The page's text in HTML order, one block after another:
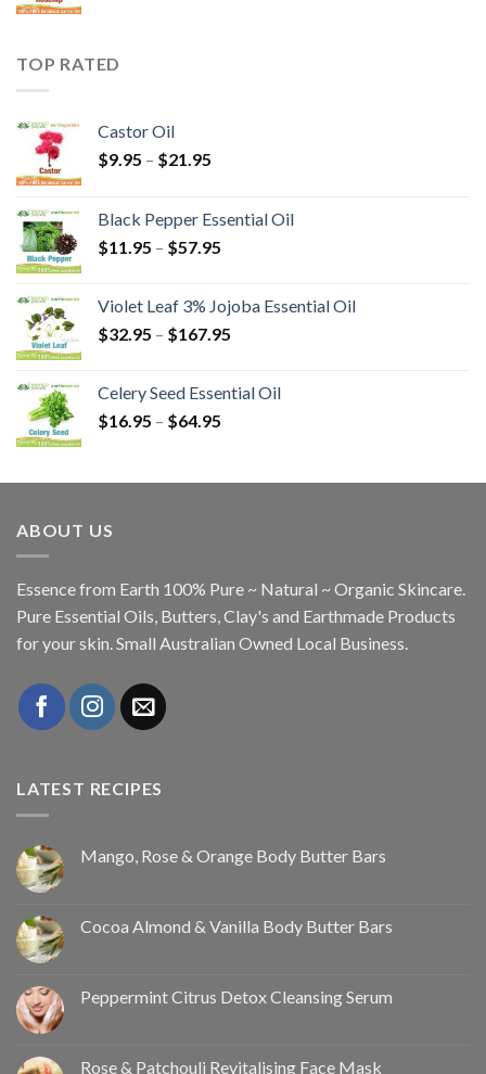
TOP RATED
Castor Oil
$9.95 – $21.95
Black Pepper Essential Oil
$11.95 – $57.95
Violet Leaf 3% Jojoba Essential Oil
$32.95 – $167.95
Celery Seed Essential Oil
$16.95 – $64.95
ABOUT US
Essence from Earth 100% Pure ~ Natural ~ Organic Skincare.
Pure Essential Oils, Butters, Clay's and Earthmade Products
for your skin. Small Australian Owned Local Business.
LATEST RECIPES
Mango, Rose & Orange Body Butter Bars
Cocoa Almond & Vanilla Body Butter Bars
Peppermint Citrus Detox Cleansing Serum
Rose & Patchouli Revitalising Face Mask